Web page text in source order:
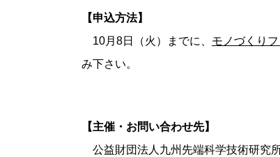
【申込方法】
10月8日（火）までに、 モノづくり
み下さい。
【主催・お問い合わせ先】
公益財団法人九州先端科学技術研究所